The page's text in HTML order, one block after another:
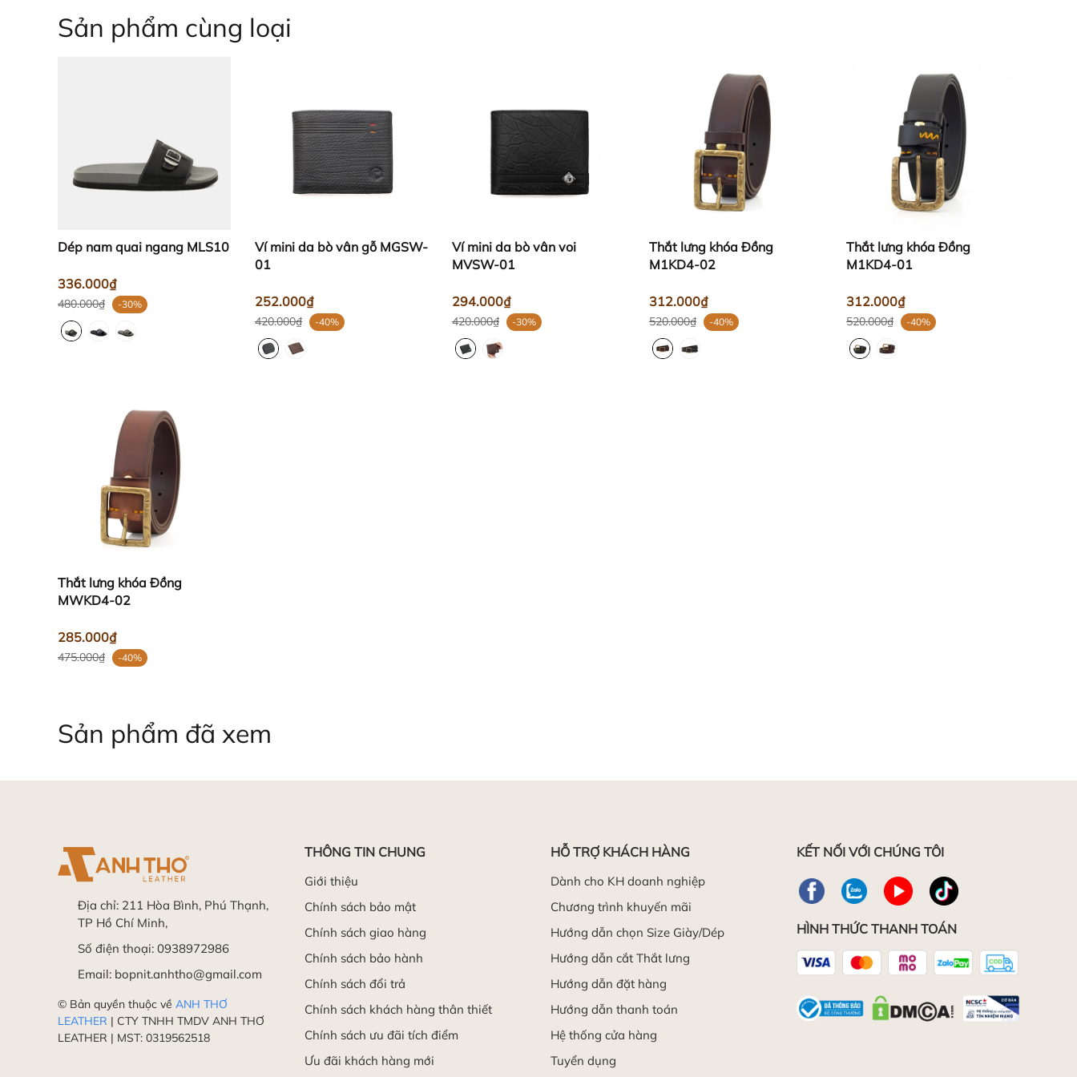
Sản phẩm cùng loại
Dép nam quai ngang MLS10
336.000₫
480.000₫ -30%
Ví mini da bò vân gỗ MGSW-
01
252.000₫
420.000₫ -40%
Ví mini da bò vân voi
MVSW-01
294.000₫
420.000₫ -30%
Thắt lưng khóa Đồng
M1KD4-02
312.000₫
520.000₫ -40%
Thắt lưng khóa Đồng
M1KD4-01
312.000₫
520.000₫ -40%
Thắt lưng khóa Đồng
MWKD4-02
285.000₫
475.000₫ -40%
Sản phẩm đã xem
Địa chỉ: 211 Hòa Bình, Phú Thạnh,
TP Hồ Chí Minh,
Số điện thoại: 0938972986
Email: bopnit.anhtho@gmail.com
© Bản quyền thuộc về ANH THƠ
LEATHER | CTY TNHH TMDV ANH THƠ
LEATHER | MST: 0319562518
THÔNG TIN CHUNG
Giới thiệu
Chính sách bảo mật
Chính sách giao hàng
Chính sách bảo hành
Chính sách đổi trả
Chính sách khách hàng thân thiết
Chính sách ưu đãi tích điểm
Ưu đãi khách hàng mới
HỖ TRỢ KHÁCH HÀNG
Dành cho KH doanh nghiệp
Chương trình khuyến mãi
Hướng dẫn chọn Size Giày/Dép
Hướng dẫn cắt Thắt lưng
Hướng dẫn đặt hàng
Hướng dẫn thanh toán
Hệ thống cửa hàng
Tuyển dụng
KẾT NỐI VỚI CHÚNG TÔI
HÌNH THỨC THANH TOÁN